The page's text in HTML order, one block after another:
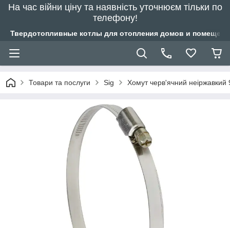
На час війни ціну та наявність уточнюєм тільки по
телефону!
Твердотопливные котлы для отопления домов и
Товари та послуги Sig Хомут черв'ячний